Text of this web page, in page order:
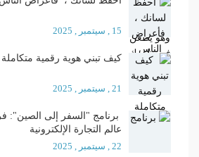
15 , سيتمبر , 2025
كيف تبني هوية رقمية متكاملة في 6 أيام
21 , سيتمبر , 2025
برنامج "السفر إلى الصين":
عالم التجارة الإلكترونية
22 , سيتمبر , 2025